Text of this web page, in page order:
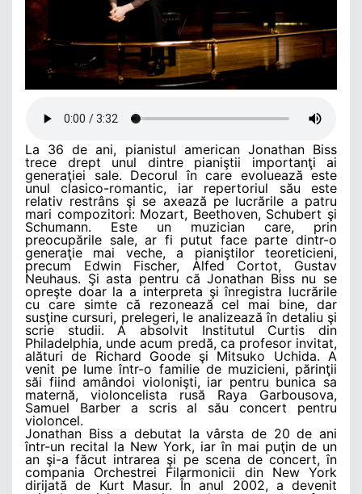
La 36 de ani, pianistul american Jonathan Biss
trece drept unul dintre pianiştii importanţi ai
generaţiei sale. Decorul în care evoluează este
unul clasico-romantic, iar repertoriul său este
relativ restrâns şi se axează pe lucrările a patru
mari compozitori: Mozart, Beethoven, Schubert şi
Schumann. Este un muzician care, prin
preocupările sale, ar fi putut face parte dintr-o
generaţie mai veche, a pianiştilor teoreticieni,
precum Edwin Fischer, Alfed Cortot, Gustav
Neuhaus. Şi asta pentru că Jonathan Biss nu se
opreşte doar la a interpreta şi înregistra lucrările
cu care simte că rezonează cel mai bine, dar
susţine cursuri, prelegeri, le analizează în detaliu şi
scrie studii. A absolvit Institutul Curtis din
Philadelphia, unde acum predă, ca profesor invitat,
alături de Richard Goode şi Mitsuko Uchida. A
venit pe lume într-o familie de muzicieni, părinţii
săi fiind amândoi violonişti, iar pentru bunica sa
maternă, violoncelista rusă Raya Garbousova,
Samuel Barber a scris al său concert pentru
violoncel.
Jonathan Biss a debutat la vârsta de 20 de ani
într-un recital la New York, iar în mai puţin de un
an şi-a făcut intrarea şi pe scena de concert, în
compania Orchestrei Filarmonicii din New York
dirijată de Kurt Masur. În anul 2002, a devenit